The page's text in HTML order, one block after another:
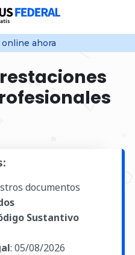
online ahora
documentos
Sustantivo
: 05/08/2026